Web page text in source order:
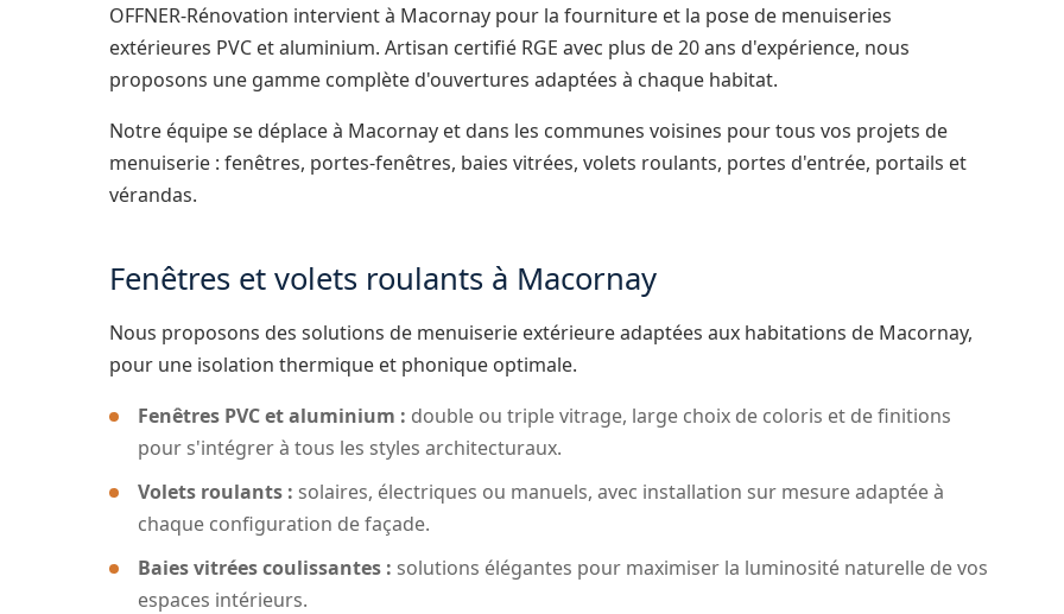
OFFNER-Rénovation intervient à Macornay pour la fourniture et la pose de menuiseries
extérieures PVC et aluminium. Artisan certifié RGE avec plus de 20 ans d'expérience, nous
proposons une gamme complète d'ouvertures adaptées à chaque habitat.
Notre équipe se déplace à Macornay et dans les communes voisines pour tous vos projets de
menuiserie : fenêtres, portes-fenêtres, baies vitrées, volets roulants, portes d'entrée, portails et
vérandas.
Fenêtres et volets roulants à Macornay
Nous proposons des solutions de menuiserie extérieure adaptées aux habitations de Macornay,
pour une isolation thermique et phonique optimale.
Fenêtres PVC et aluminium : double ou triple vitrage, large choix de coloris et de finitions
pour s'intégrer à tous les styles architecturaux.
Volets roulants : solaires, électriques ou manuels, avec installation sur mesure adaptée à
chaque configuration de façade.
Baies vitrées coulissantes : solutions élégantes pour maximiser la luminosité naturelle de vos
espaces intérieurs.